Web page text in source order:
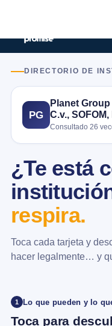
DIRECTORIO DE
PG
Planet Group
C.v., SOFOM,
Consultado 26
¿Te está
respira.
Toca cada tarjeta y
hacer legalmente… y
1 Lo que pueden y lo
Toca para